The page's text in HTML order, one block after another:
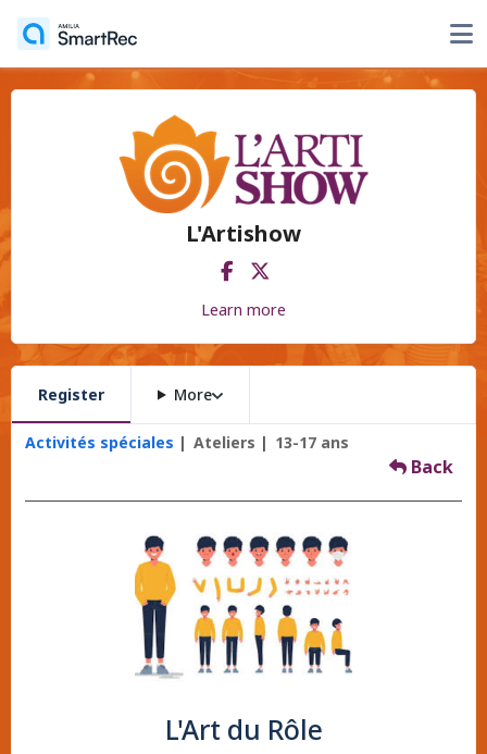
L'Artishow
Learn more
Register More
Activités spéciales Ateliers 13-17 ans
Back
L'Art du Rôle